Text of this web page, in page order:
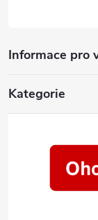
Informace pro
Kategorie